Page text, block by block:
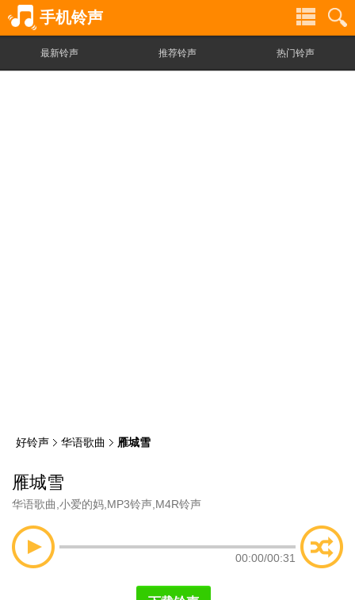
手机铃声
最新铃声 推荐铃声 热门铃声
好铃声 华语歌曲 雁城雪
雁城雪
华语歌曲 小爱的妈 MP3铃声 M4R铃声
00:00/00:31